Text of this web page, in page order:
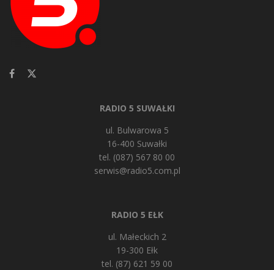
RADIO 5 SUWAŁKI
ul. Bulwarowa 5
16-400 Suwałki
tel. (087) 567 80 00
serwis@radio5.com.pl
RADIO 5 EŁK
ul. Małeckich 2
19-300 Ełk
tel. (87) 621 59 00